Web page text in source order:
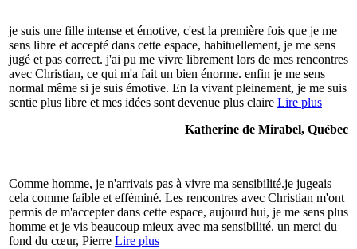
je suis une fille intense et émotive, c'est la première fois que je me
sens libre et accepté dans cette espace, habituellement, je me sens
jugé et pas correct. j'ai pu me vivre librement lors de mes rencontres
avec Christian, ce qui m'a fait un bien énorme. enfin je me sens
normal même si je suis émotive. En la vivant pleinement, je me suis
sentie plus libre et mes idées sont devenue plus claire Lire plus
Katherine de Mirabel, Québec
Comme homme, je n'arrivais pas à vivre ma sensibilité.je jugeais
cela comme faible et efféminé. Les rencontres avec Christian m'ont
permis de m'accepter dans cette espace, aujourd'hui, je me sens plus
homme et je vis beaucoup mieux avec ma sensibilité. un merci du
fond du cœur, Pierre Lire plus